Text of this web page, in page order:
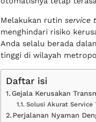
Melakukan rutin service
menghindari risiko
Anda selalu berada
tinggi di wilayah
Daftar isi
Gejala Kerusakan
Solusi Akurat Service
Perjalanan Nyaman